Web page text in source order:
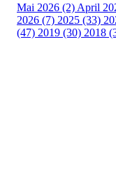
Mai 2026 (2) April
2026 (7) 2025 (33)
(47) 2019 (30) 2018